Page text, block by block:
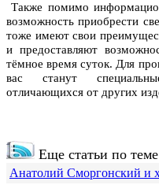
Также помимо
возможность приобрести
тоже имеют свои
и предоставляют
тёмное время суток. Для
вас станут
отличающихся от других
Еще статьи по теме
Анатолий Сморгонский и